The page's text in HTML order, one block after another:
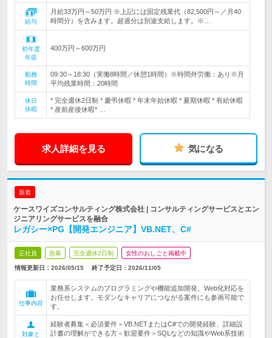
給与
月給33万円～50万円 ※上記には固定残業代（82,500円～／月40
時間分）を含みます。超過分は別途支給します。※…
初年度
年収
400万円～600万円
勤務
時間
09:30～18:30（実働8時間／休憩1時間）※時間外労働：あり※月
平均残業時間：20時間
休日
休暇
* 完全週休2日制 * 慶弔休暇 * 年末年始休暇 * 夏期休暇 * 有給休暇
* 産前産後休暇* …
求人詳細を見る 気になる
新着
ケースワイズコンサルティング株式会社 | コンサルティングサービスとエン
ジニアリングサービスを融合
レガシー×PG【開発エンジニア】VB.NET、C#
正社員 急募 完全週休2日制 女性のおしごと掲載中
情報更新日：2026/05/15 終了予定日： 2026/11/05
仕事内容
業務系システムのプログラミングや機能追加開発、Web化対応を
お任せします。モダンなキャリアにつながる案件にも参画可能で
す。
対象と
経験者募集＜必須要件＞VB.NETまたはC#での開発経験、詳細設
計書の理解ができる方＜歓迎要件＞SQLなどの知識やWeb系技術